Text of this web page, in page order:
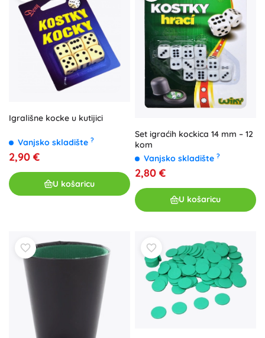
Igrališne kocke u kutijici
Vanjsko skladište ?
2,90 €
U košaricu
Set igraćih kockica 14 mm – 12
kom
Vanjsko skladište ?
2,80 €
U košaricu